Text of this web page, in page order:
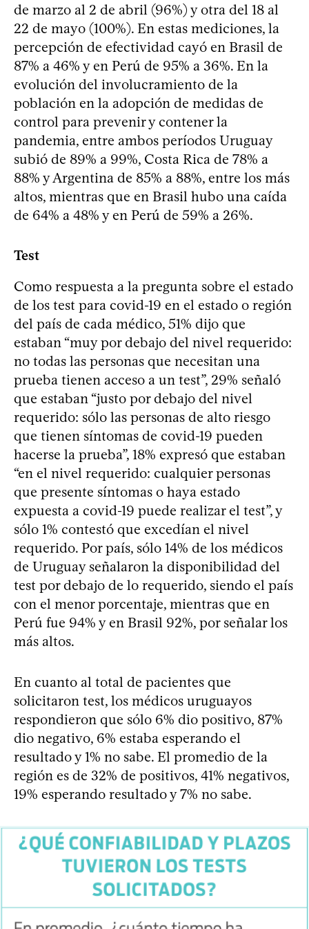
de marzo al 2 de abril (96%) y otra del 18 al
22 de mayo (100%). En estas mediciones, la
percepción de efectividad cayó en Brasil de
87% a 46% y en Perú de 95% a 36%. En la
evolución del involucramiento de la
población en la adopción de medidas de
control para prevenir y contener la
pandemia, entre ambos períodos Uruguay
subió de 89% a 99%, Costa Rica de 78% a
88% y Argentina de 85% a 88%, entre los más
altos, mientras que en Brasil hubo una caída
de 64% a 48% y en Perú de 59% a 26%.
Test
Como respuesta a la pregunta sobre el estado
de los test para covid-19 en el estado o región
del país de cada médico, 51% dijo que
estaban “muy por debajo del nivel requerido:
no todas las personas que necesitan una
prueba tienen acceso a un test”, 29% señaló
que estaban “justo por debajo del nivel
requerido: sólo las personas de alto riesgo
que tienen síntomas de covid-19 pueden
hacerse la prueba”, 18% expresó que estaban
“en el nivel requerido: cualquier personas
que presente síntomas o haya estado
expuesta a covid-19 puede realizar el test”, y
sólo 1% contestó que excedían el nivel
requerido. Por país, sólo 14% de los médicos
de Uruguay señalaron la disponibilidad del
test por debajo de lo requerido, siendo el país
con el menor porcentaje, mientras que en
Perú fue 94% y en Brasil 92%, por señalar los
más altos.
En cuanto al total de pacientes que
solicitaron test, los médicos uruguayos
respondieron que sólo 6% dio positivo, 87%
dio negativo, 6% estaba esperando el
resultado y 1% no sabe. El promedio de la
región es de 32% de positivos, 41% negativos,
19% esperando resultado y 7% no sabe.